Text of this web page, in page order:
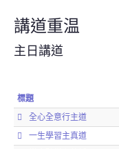
講道重温
主日講道
標題
全心全意行主道
一生學習主真道